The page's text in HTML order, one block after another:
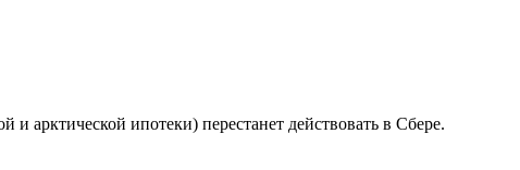
арктической ипотеки) перестанет действовать в Сбере.